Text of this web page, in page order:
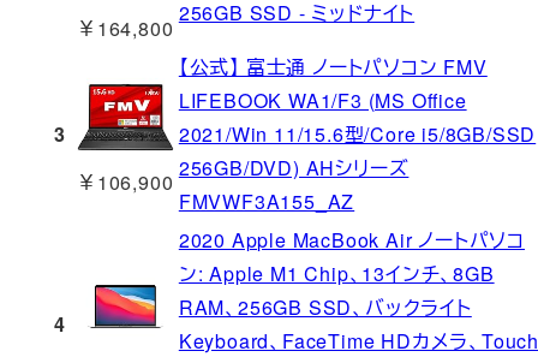
￥164,800
256GB SSD - ミッドナイト
3
￥106,900
【公式】 富士通 ノートパソコン FMV
LIFEBOOK WA1/F3 (MS Office
2021/Win 11/15.6型/Core i5/8GB/SSD
256GB/DVD) AHシリーズ
FMVWF3A155_AZ
4
2020 Apple MacBook Air ノートパソコ
ン: Apple M1 Chip、13インチ、8GB
RAM、256GB SSD、バックライト
Keyboard、FaceTime HDカメラ、Touch